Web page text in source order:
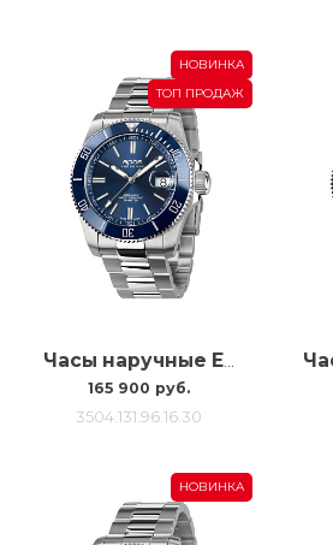
НОВИНКА
ТОП ПРОДАЖ
Часы наручные Epos 3504 Diver 3504.131.96.16.30
165 900 руб.
3504.131.96.16.30
НОВИНКА